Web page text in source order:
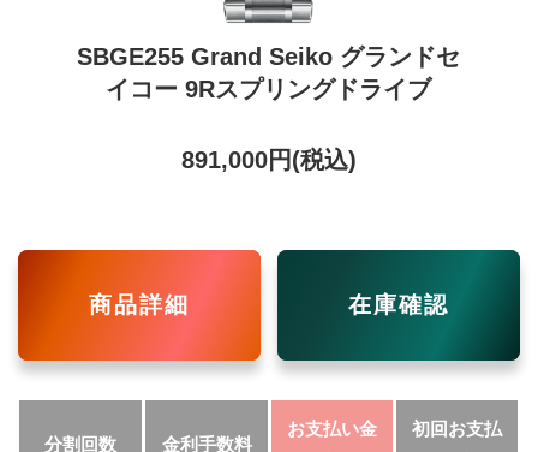
SBGE255 Grand Seiko グランドセ
イコー 9Rスプリングドライブ
891,000円(税込)
商品詳細 在庫確認